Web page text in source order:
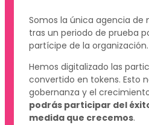
Somos la única agencia de
tras un periodo de prueba
partícipe de la organización.
Hemos digitalizado las
convertido en tokens. Esto
gobernanza y el
podrás participar del
medida que crecemos.